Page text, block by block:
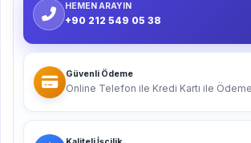
HEMEN ARAYIN
+90 212 549 05 38
Güvenli Ödeme
Online Telefon ile Kredi Kartı ile